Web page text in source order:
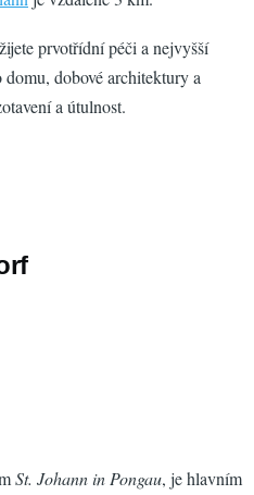
prvotřídní péči a nejvyšší
dobové architektury a
a útulnost.
St. Johann in Pongau, je hlavním